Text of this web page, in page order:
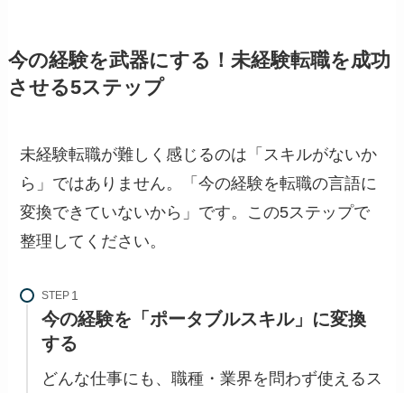
今の経験を武器にする！未経験転職を成功
させる5ステップ
未経験転職が難しく感じるのは「スキルがないか
ら」ではありません。「今の経験を転職の言語に
変換できていないから」です。この5ステップで
整理してください。
STEP
今の経験を「ポータブルスキル」に変換
する
どんな仕事にも、職種・業界を問わず使えるス